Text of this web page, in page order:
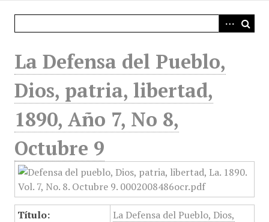
La Defensa del Pueblo,
Dios, patria, libertad,
1890, Año 7, No 8,
Octubre 9
Título:
La Defensa del Pueblo, Dios,